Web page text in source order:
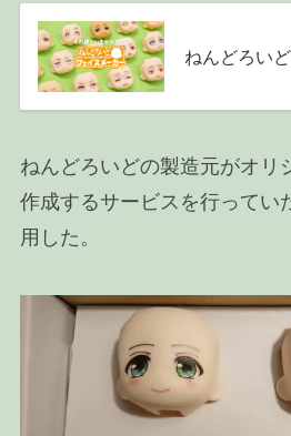
ねんどろい
ねんどろいどの製造元がオリ
作成するサービスを行ってい
用した。